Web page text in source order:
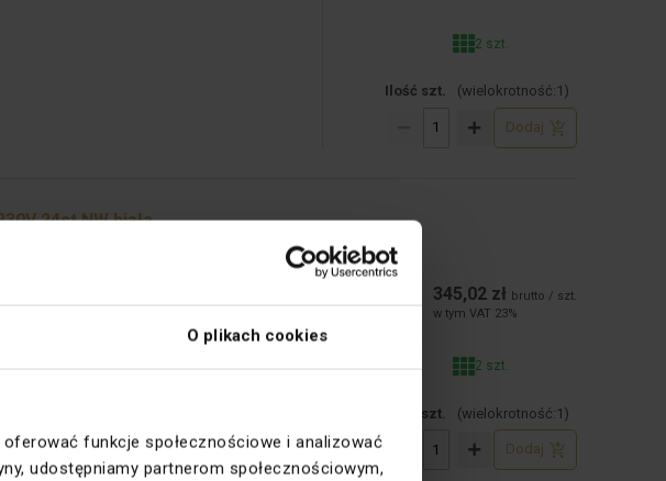
O plikach cookies
funkcje społecznościowe i analizować
udostępniamy partnerom społecznościowym,
2 szt.
Ilość szt. (wielokrotność:1 )
Dodaj
24st NW biała
Cena:
345,02 zł brutto / szt.
w tym VAT 23%
2 szt.
Ilość szt. (wielokrotność:1 )
Dodaj